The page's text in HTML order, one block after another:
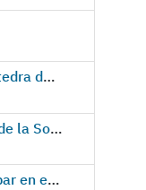
Entrega de premios de la Cátedra de Medio Ambiente Campus Mare Nostrum-Autoridad Portuaria
Vigésimo quinto aniversario de la Sociedad Murciana de Reumatología (#25añosSMR)
Abierto el plazo para participar en el campus Científico de Verano